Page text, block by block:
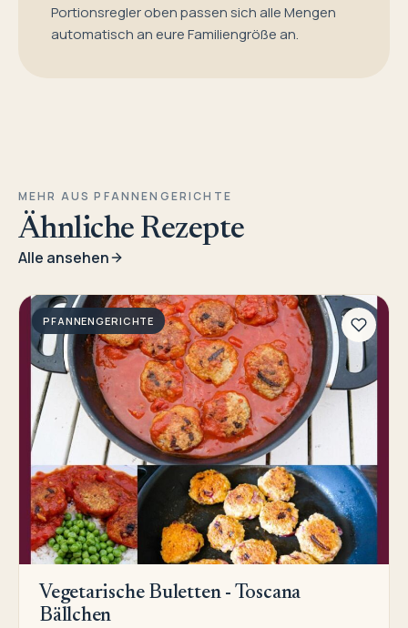
Portionsregler oben passen sich alle Mengen
automatisch an eure Familiengröße an.
MEHR AUS PFANNENGERICHTE
Ähnliche Rezepte
Alle ansehen
PFANNENGERICHTE
Vegetarische Buletten - Toscana
Bällchen